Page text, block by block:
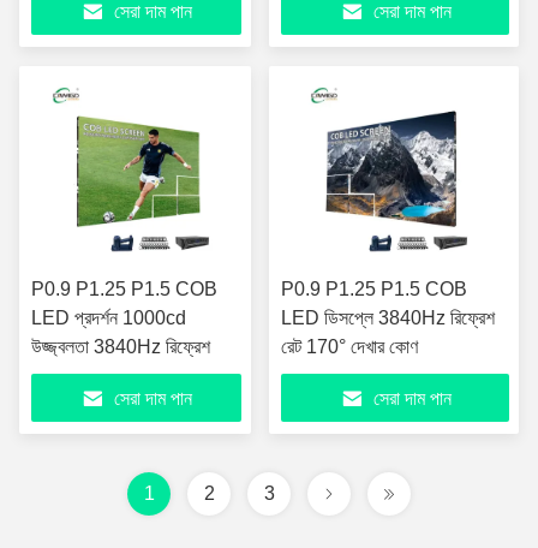
সেরা দাম পান সেরা দাম পান
P0.9 P1.25 P1.5 COB
LED প্রদর্শন 1000cd
উজ্জ্বলতা 3840Hz রিফ্রেশ
সেরা দাম পান
P0.9 P1.25 P1.5 COB
LED ডিসপ্লে 3840Hz রিফ্রেশ
রেট 170° দেখার কোণ
সেরা দাম পান
1 2 3